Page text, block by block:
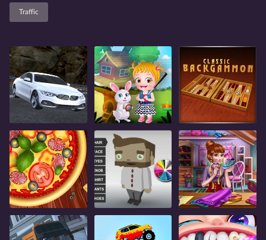
Traffic